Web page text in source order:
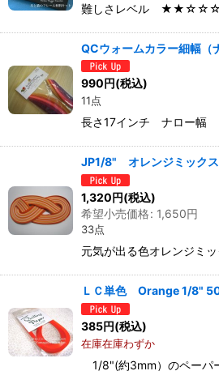
難しさレベル ★★☆☆☆ な
QCウォームカラー細幅（
990円(税込)
11点
長さ17インチ ナロー幅
JP1/8" オレンジミックス
1,320円(税込)
希望小売価格: 1,650円
33点
元気が出る色オレンジミ
ＬＣ単色 Orange 1/8"
385円(税込)
在庫在庫わずか
1/8"(約3mm）のペーパ